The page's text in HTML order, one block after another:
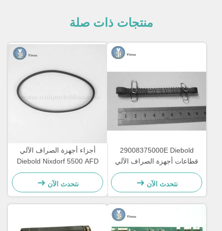
منتجات ذات صلة
29008375000E Diebold
قطاعات أجهزة الصراف الآلي
Opteva حزام التوقيت حزام
النقل 67T
نتحدث الآن
أجزاء أجهزة الصراف الآلي
Diebold Nixdorf 5500 AFD
445T حزام النقل
2900837500AH
نتحدث الآن